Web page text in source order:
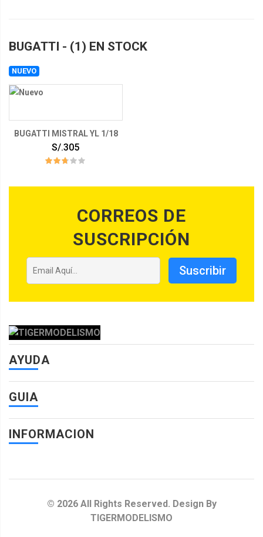
BUGATTI - (1) EN STOCK
NUEVO
BUGATTI MISTRAL YL 1/18
S/.305
CORREOS DE
SUSCRIPCIÓN
Suscribir
AYUDA
GUIA
INFORMACION
© 2026 All Rights Reserved. Design By
TIGERMODELISMO